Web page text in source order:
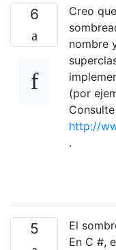
6
Creo
nombre
(por
Consulte
http://
.
5
El
En C #,